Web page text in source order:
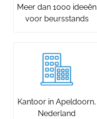
Meer dan 1000 ideeën
voor beursstands
Kantoor in Apeldoorn,
Nederland